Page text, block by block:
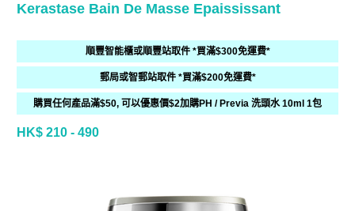
Kerastase Bain De Masse Epaississant
順豐智能櫃或順豐站取件 *買滿$300免運費*
郵局或智郵站取件 *買滿$200免運費*
購買任何產品滿$50, 可以優惠價$2加購PH / Previa 洗頭水 10ml 1包
HK$ 210 - 490